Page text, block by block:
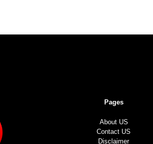
Pages
About US
Contact US
Disclaimer